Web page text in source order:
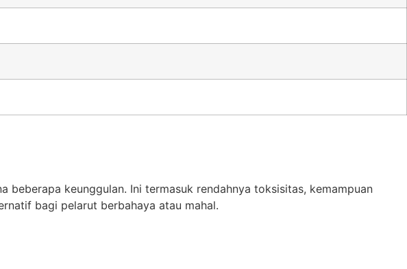
keunggulan. Ini termasuk rendahnya toksisitas, kemampuan
bagi pelarut berbahaya atau mahal.